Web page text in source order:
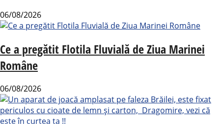
06/08/2026
Ce a pregătit Flotila Fluvială de Ziua Marinei
Române
06/08/2026